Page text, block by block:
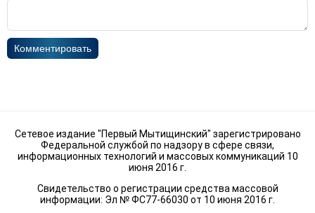
Комментировать
Сетевое издание "Первый Мытищинский" зарегистрировано
Федеральной службой по надзору в сфере связи,
информационных технологий и массовых коммуникаций 10
июня 2016 г.
Свидетельство о регистрации средства массовой
информации: Эл № ФС77-66030 от 10 июня 2016 г.